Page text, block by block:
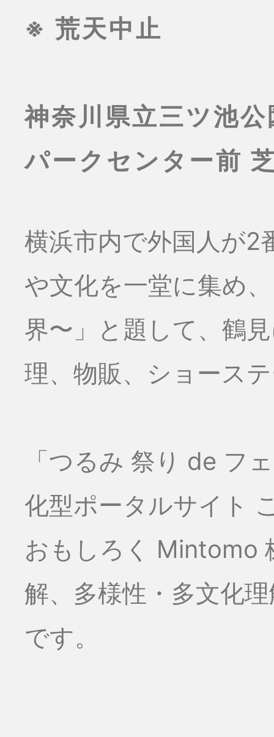
※ 荒天中止
神奈川県立三ツ池公
パークセンター前
横浜市内で外国人が2
や文化を一堂に集め
界〜」と題して、鶴
理、物販、ショース
「つるみ 祭り de フ
化型ポータルサイト
おもしろく Mintomo
解、多様性・多文化
です。